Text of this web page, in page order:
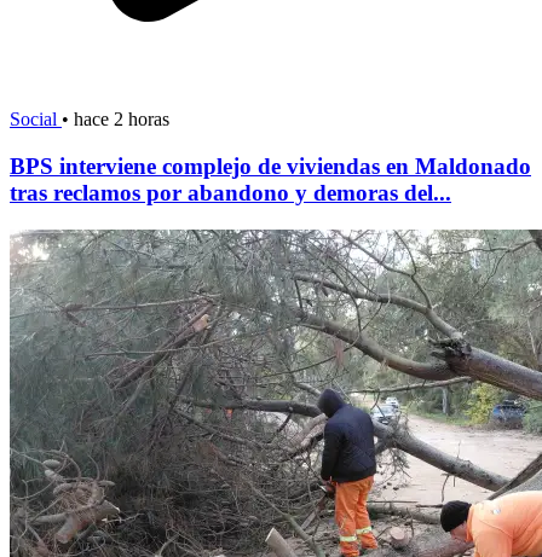
Social • hace 2 horas
BPS interviene complejo de viviendas en Maldonado
tras reclamos por abandono y demoras del...